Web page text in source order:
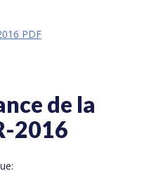
PDF
de la
2016